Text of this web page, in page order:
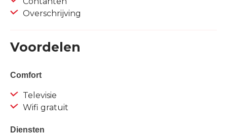
Overschrijving
Voordelen
Comfort
Televisie
Wifi gratuit
Diensten